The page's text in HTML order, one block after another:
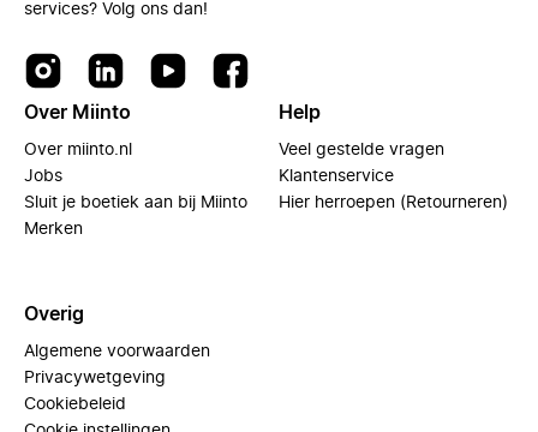
services? Volg ons dan!
Over Miinto
Over miinto.nl
Jobs
Sluit je boetiek aan bij Miinto
Merken
Help
Veel gestelde vragen
Klantenservice
Hier herroepen (Retourneren)
Overig
Algemene voorwaarden
Privacywetgeving
Cookiebeleid